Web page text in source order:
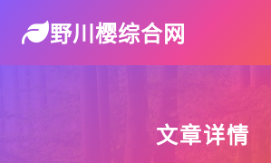
野川樱综合网
文章详情